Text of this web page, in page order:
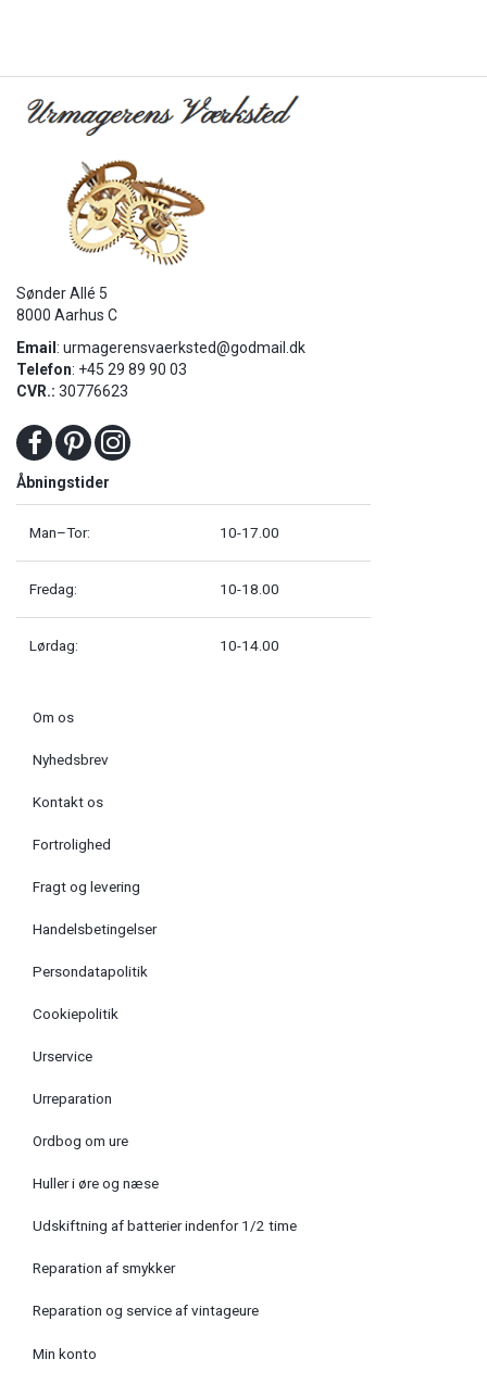
Sønder Allé 5
8000 Aarhus C
Email : urmagerensvaerksted@godmail.dk
Telefon: +45 29 89 90 03
CVR.: 30776623
Åbningstider
Man–Tor: 10-17.00
Fredag: 10-18.00
Lørdag: 10-14.00
Om os
Nyhedsbrev
Kontakt os
Fortrolighed
Fragt og levering
Handelsbetingelser
Persondatapolitik
Cookiepolitik
Urservice
Urreparation
Ordbog om ure
Huller i øre og næse
Udskiftning af batterier indenfor 1/2 time
Reparation af smykker
Reparation og service af vintageure
Min konto